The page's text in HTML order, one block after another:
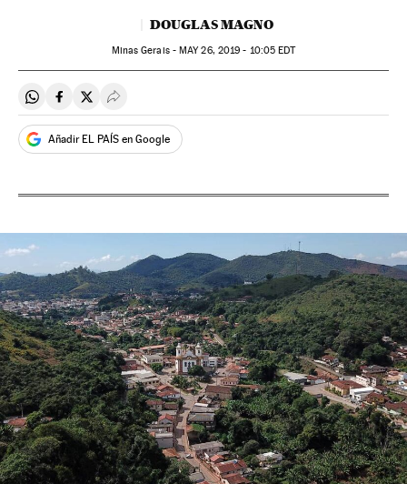
DOUGLAS MAGNO
Minas Gerais - MAY26, 2019 - 10:05 EDT
Compartir en Whatsapp
Compartir en Facebook
Compartir en Twitter
Desplegar Redes Sociales
Añadir EL PAÍS en Google